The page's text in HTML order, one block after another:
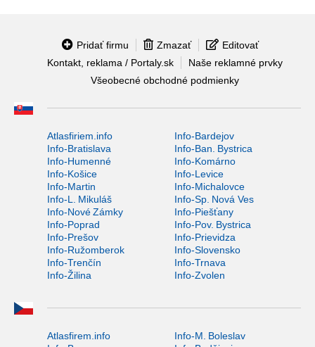
Pridať firmu Zmazať
Editovať
Kontakt, reklama / Portaly.sk
Naše reklamné prvky
Všeobecné obchodné podmienky
Atlasfiriem.info
Info-Bardejov
Info-Bratislava
Info-Ban. Bystrica
Info-Humenné
Info-Komárno
Info-Košice
Info-Levice
Info-Martin
Info-Michalovce
Info-L. Mikuláš
Info-Sp. Nová Ves
Info-Nové Zámky
Info-Piešťany
Info-Poprad
Info-Pov. Bystrica
Info-Prešov
Info-Prievidza
Info-Ružomberok
Info-Slovensko
Info-Trenčín
Info-Trnava
Info-Žilina
Info-Zvolen
Atlasfirem.info
Info-M. Boleslav